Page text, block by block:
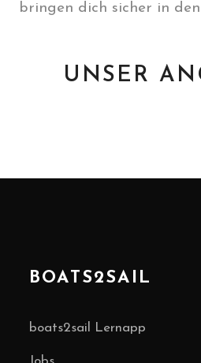
bringen dich sicher in
UNSER
BOATS2SAIL
boats2sail Lernapp